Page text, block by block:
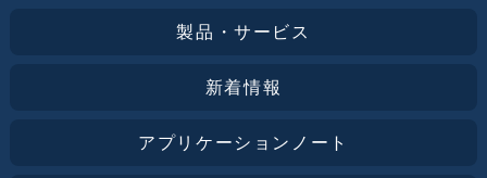
製品・サービス
新着情報
アプリケーションノート